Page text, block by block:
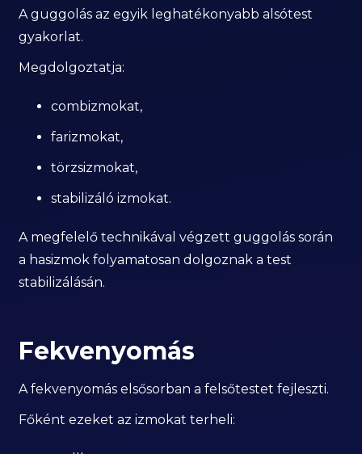
A guggolás az egyik leghatékonyabb alsótest
gyakorlat.
Megdolgoztatja:
combizmokat,
farizmokat,
törzsizmokat,
stabilizáló izmokat.
A megfelelő technikával végzett guggolás során
a hasizmok folyamatosan dolgoznak a test
stabilizálásán.
Fekvenyomás
A fekvenyomás elsősorban a felsőtestet fejleszti.
Főként ezeket az izmokat terheli: